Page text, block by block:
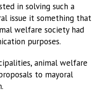
in solving such a
issue it something that
welfare society had
purposes.
animal welfare
to mayoral